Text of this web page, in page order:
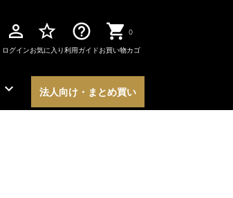
perm_identity
ログイン
star_border
お気に入り
help_outline
利用ガイド
0
お買い物カゴ
expand_more 法人向け・まとめ買い